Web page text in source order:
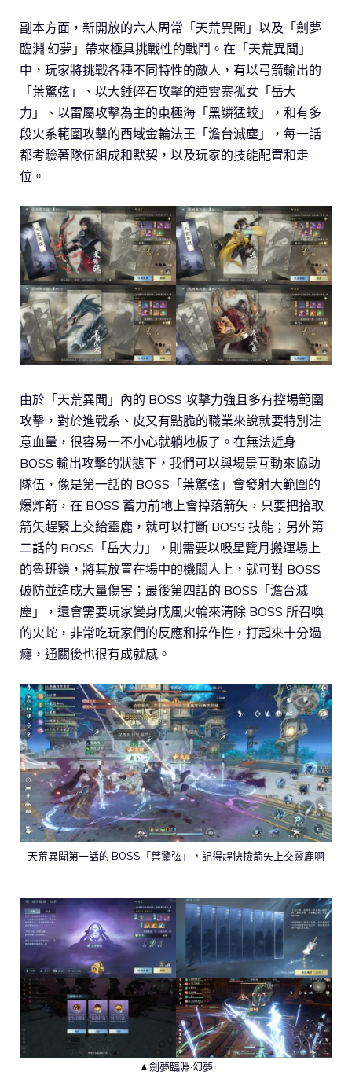
副本方面，新開放的六人周常「天荒異聞」以及「劍夢
臨淵·幻夢」帶來極具挑戰性的戰鬥。在「天荒異聞」
中，玩家將挑戰各種不同特性的敵人，有以弓箭輸出的
「葉驚弦」、以大錘碎石攻擊的連雲寨孤女「岳大
力」、以雷屬攻擊為主的東極海「黑鱗猛蛟」，和有多
段火系範圍攻擊的西域金輪法王「澹台滅塵」，每一話
都考驗著隊伍組成和默契，以及玩家的技能配置和走
位。
由於「天荒異聞」內的 BOSS 攻擊力強且多有控場範圍
攻擊，對於進戰系、皮又有點脆的職業來說就要特別注
意血量，很容易一不小心就躺地板了。在無法近身
BOSS 輸出攻擊的狀態下，我們可以與場景互動來協助
隊伍，像是第一話的 BOSS「葉驚弦」會發射大範圍的
爆炸箭，在 BOSS 蓄力前地上會掉落箭矢，只要把拾取
箭矢趕緊上交給靈鹿，就可以打斷 BOSS 技能；另外第
二話的 BOSS「岳大力」，則需要以吸星覽月搬運場上
的魯班鎖，將其放置在場中的機關人上，就可對 BOSS
破防並造成大量傷害；最後第四話的 BOSS「澹台滅
塵」，還會需要玩家變身成風火輪來清除 BOSS 所召喚
的火蛇，非常吃玩家們的反應和操作性，打起來十分過
癮，通關後也很有成就感。
天荒異聞第一話的 BOSS「葉驚弦」，記得趕快撿箭矢上交靈鹿啊
▲劍夢臨淵·幻夢